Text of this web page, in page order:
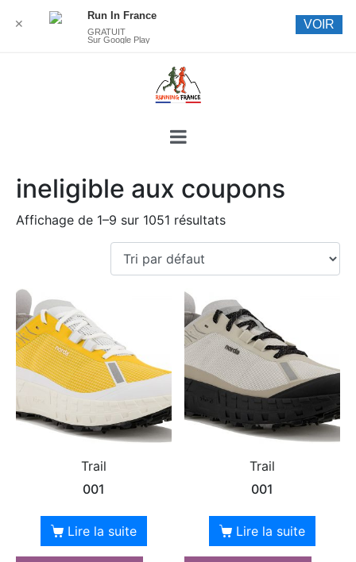
ineligible aux coupons
Affichage de 1–9 sur 1051 résultats
Trail
001
Lire la suite
Trail
001
Lire la suite
✕
Run In France
GRATUIT
Sur Google Play
VOIR